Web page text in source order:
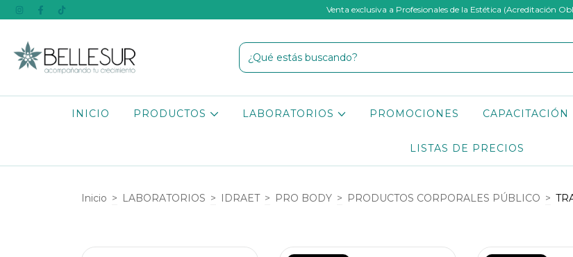
Venta exclusiva a Profesionales de la Estética (Acreditación
INICIO PRODUCTOS LABORATORIOS PROMOCIONES CAPACITACIÓN
LISTAS DE PRECIOS
Inicio > LABORATORIOS > IDRAET > PRO BODY > PRODUCTOS CORPORALES PÚBLICO >